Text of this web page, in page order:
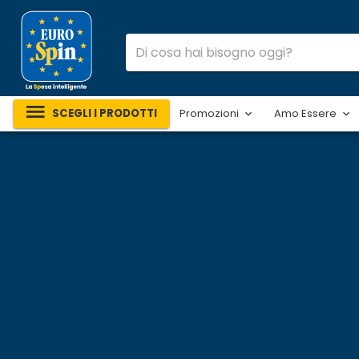
SCEGLI I PRODOTTI Promozioni Amo Essere